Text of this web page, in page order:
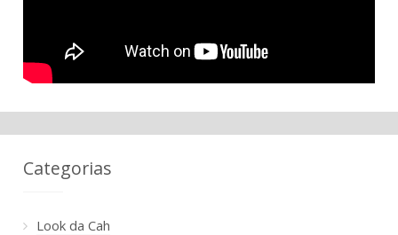
Categorias
Look da Cah